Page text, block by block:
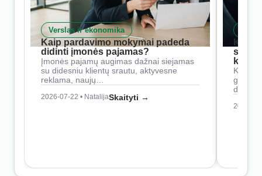
Verslas ir ekonomika
Kaip pardavimo mokymai padeda
didinti įmonės pajamas?
Įmonės pajamų augimas dažnai siejamas
su didesniu klientų srautu, aktyvesne
reklama, naujų…
2026-07-22 • NatalijaSkaityti →
Kaip
2026-